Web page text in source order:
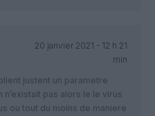
20 janvier 2021 - 12 h 21
min
justent un parametre
pas alors le le virus
ou tout du moins de maniere